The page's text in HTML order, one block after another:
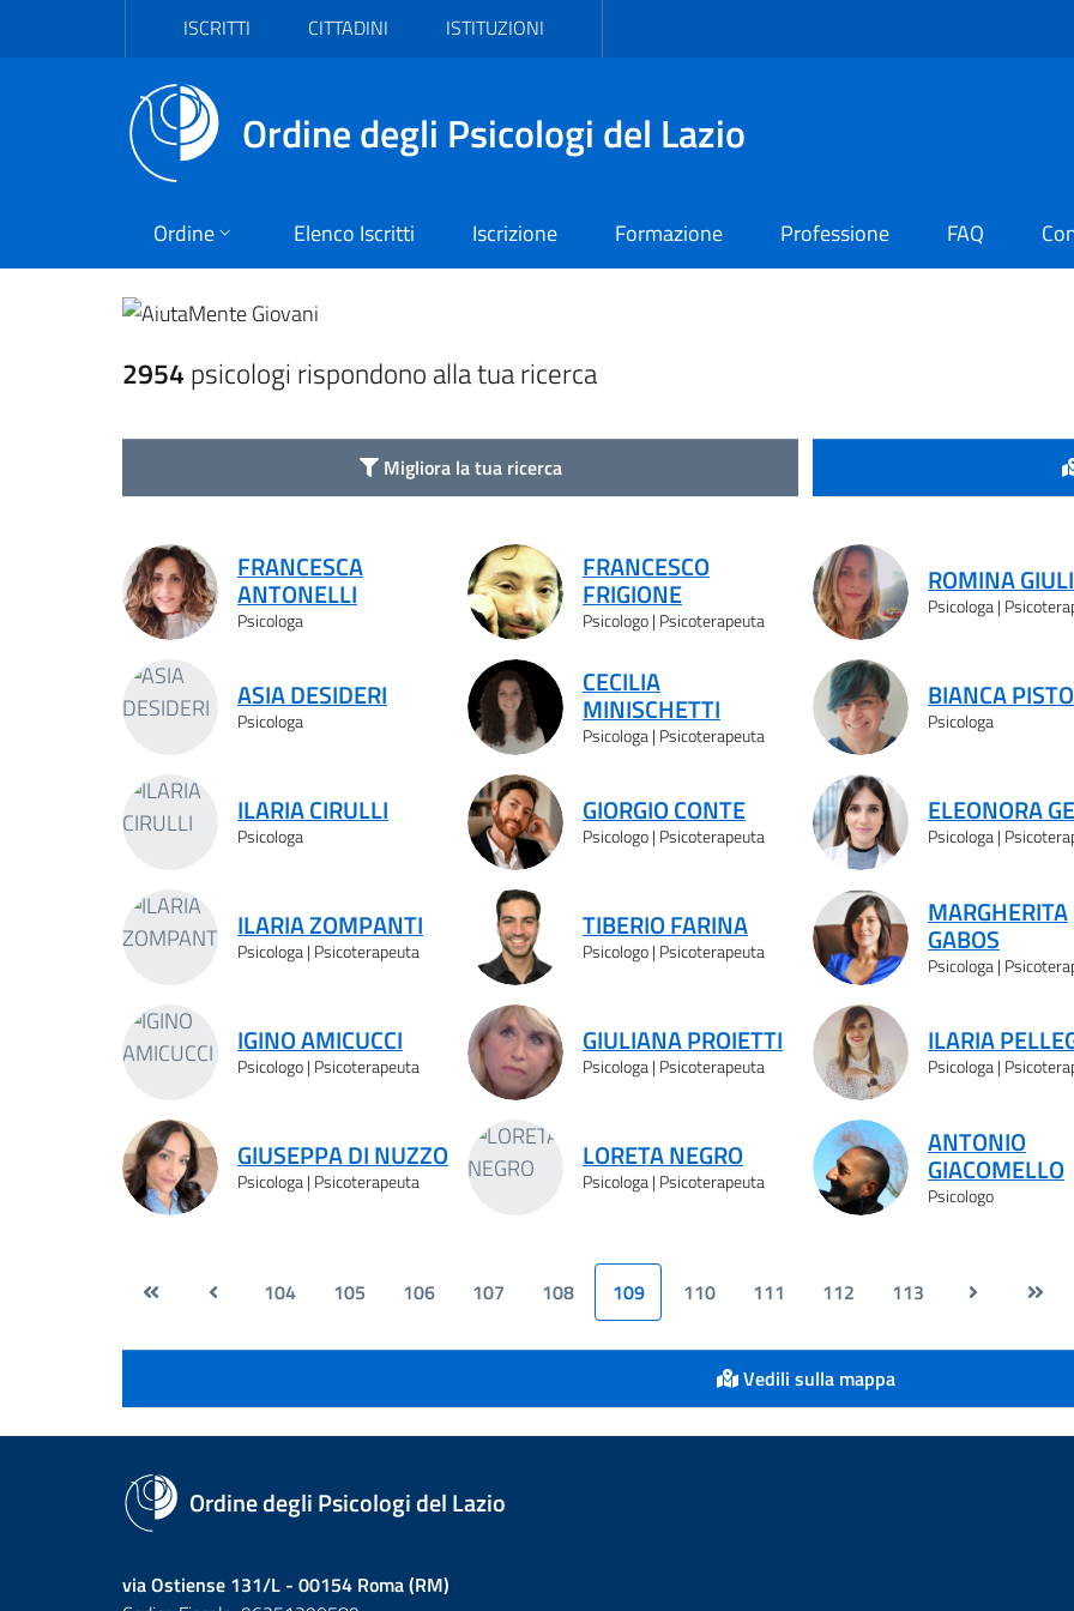
Vai al contenuto principale
ISCRITTI CITTADINI ISTITUZIONI
Ordine degli Psicologi del Lazio
Ordine Elenco Iscritti Iscrizione Formazione Professione FAQ
AiutaMente Giovani
2954 psicologi rispondono alla tua ricerca
Migliora la tua ricerca
FRANCESCA
ANTONELLI
Psicologa
FRANCESCO
FRIGIONE
Psicologo | Psicoterapeuta
ROMINA
Psicologa |
ASIA DESIDERI
Psicologa
CECILIA
MINISCHETTI
Psicologa | Psicoterapeuta
BIANCA
Psicologa
ILARIA CIRULLI
Psicologa
GIORGIO CONTE
Psicologo | Psicoterapeuta
ELEONORA
Psicologa |
ILARIA ZOMPANTI
Psicologa | Psicoterapeuta
TIBERIO FARINA
Psicologo | Psicoterapeuta
MARGHERITA
GABOS
Psicologa |
IGINO AMICUCCI
Psicologo | Psicoterapeuta
GIULIANA PROIETTI
Psicologa | Psicoterapeuta
ILARIA
Psicologa |
GIUSEPPA DI NUZZO
Psicologa | Psicoterapeuta
LORETA NEGRO
Psicologa | Psicoterapeuta
ANTONIO
GIACOMELLO
Psicologo
104 105 106 107 108 109 110 111 112 113
Vedili sulla mappa
Ordine degli Psicologi del Lazio
via Ostiense 131/L - 00154 Roma (RM)